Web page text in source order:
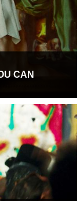
CAN
party…